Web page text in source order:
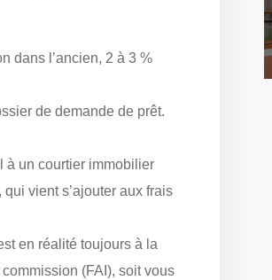
dans l’ancien, 2 à 3 %
de demande de prêt.
à un courtier immobilier
vient s’ajouter aux frais
en réalité toujours à la
(FAI), soit vous